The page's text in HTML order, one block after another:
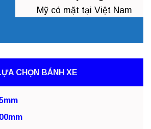
Mỹ có mặt tại Việt Nam
CHỌN BÁNH XE